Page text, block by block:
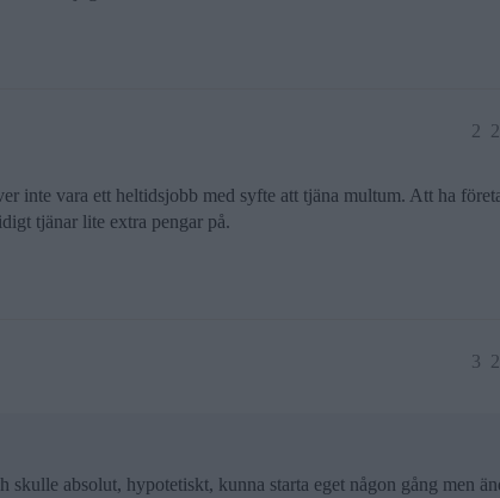
2
inte vara ett heltidsjobb med syfte att tjäna multum. Att ha
tjänar lite extra pengar på.
3
skulle absolut, hypotetiskt, kunna starta eget någon gång men